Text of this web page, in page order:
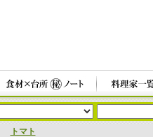
トマト